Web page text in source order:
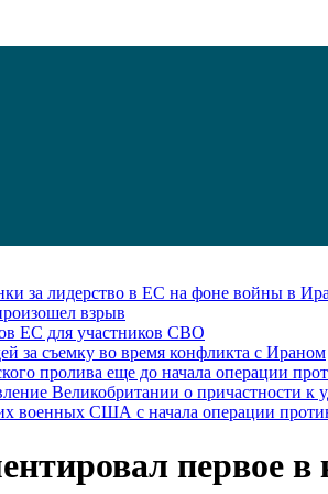
за лидерство в ЕС на фоне войны в
взрыв
ЕС для участников СВО
за съемку во время конфликта с Ираном
пролива еще до начала операции
Великобритании о причастности к
военных США с начала операции
первое в